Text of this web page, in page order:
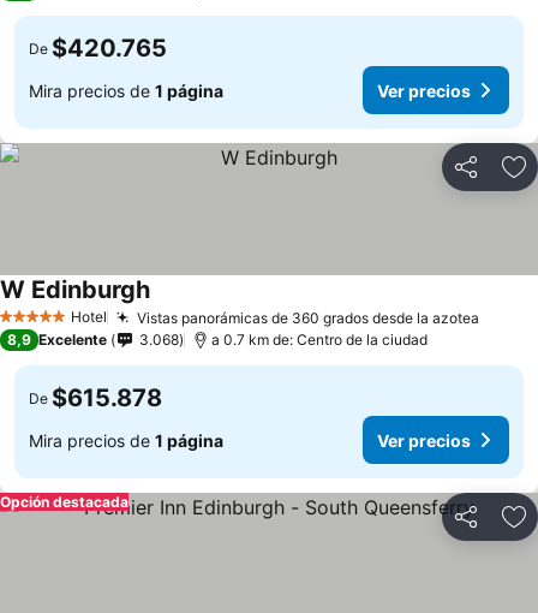
De $420.765
Mira precios de 1 página Ver precios
Compartir
5 Estrellas Hotel Vistas panorámicas de 360 grados desde la azotea
W Edinburgh
8,9 Excelente 3.068 a 0.7 km de: Centro de la ciudad
De $615.878
Mira precios de 1 página Ver precios
Compartir
Opción destacada